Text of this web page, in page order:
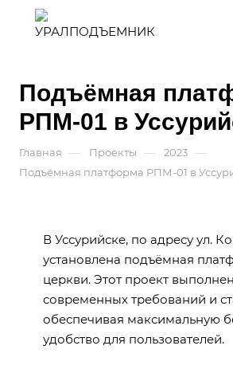
Подъёмная
РПМ-01 в
Главная — Проекты — 2023 —
Подъёмная платформа РПМ-01 в
В Уссурийске, по адресу ул.
установлена подъёмная
церкви. Этот проект
современных требований и
обеспечивая максимальную
удобство для пользователей.